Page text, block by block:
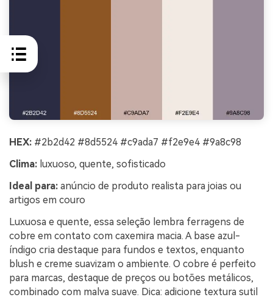
HEX: #2b2d42 #8d5524 #c9ada7 #f2e9e4 #9a8c98
Clima: luxuoso, quente, sofisticado
Ideal para: anúncio de produto realista para joias ou
artigos em couro
Luxuosa e quente, essa seleção lembra ferragens de
cobre em contato com caxemira macia. A base azul-
índigo cria destaque para fundos e textos, enquanto
blush e creme suavizam o ambiente. O cobre é perfeito
para marcas, destaque de preços ou botões metálicos,
combinado com malva suave. Dica: adicione textura sutil